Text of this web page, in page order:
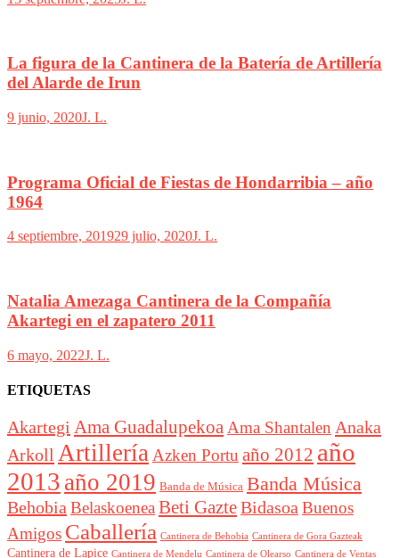
La figura de la Cantinera de la Batería de Artillería
del Alarde de Irun
9 junio, 2020J. L.
Programa Oficial de Fiestas de Hondarribia – año
1964
4 septiembre, 201929 julio, 2020J. L.
Natalia Amezaga Cantinera de la Compañía
Akartegi en el zapatero 2011
6 mayo, 2022J. L.
ETIQUETAS
Akartegi Ama GuadalupekoaAma Shantalen Anaka
Arkoll ArtilleríaAzken Portu año 2012 año
2013 año 2019 Banda de Música Banda Música
BehobiaBelaskoeneaBeti GazteBidasoaBuenos
Amigos Caballería Cantinera de Behobia Cantinera de Gora Gazteak
Cantinera de Lapice Cantinera de Mendelu Cantinera de Olearso Cantinera de Ventas